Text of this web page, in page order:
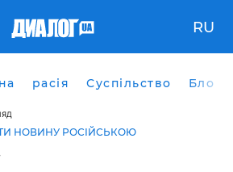
RU
расія Суспільство Блоги
НОВИНУ РОСІЙСЬКОЮ